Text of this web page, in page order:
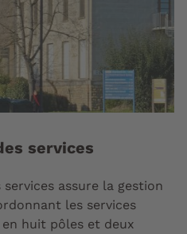
services
assure la gestion
les services
huit pôles et deux